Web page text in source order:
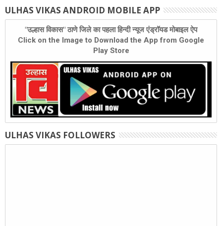
ULHAS VIKAS ANDROID MOBILE APP
"उल्हास विकास" ठाणे जिले का पहला हिन्दी न्यूज एंड्रॉयड मोबाइल ऐप
Click on the Image to Download the App from Google
Play Store
ULHAS VIKAS FOLLOWERS